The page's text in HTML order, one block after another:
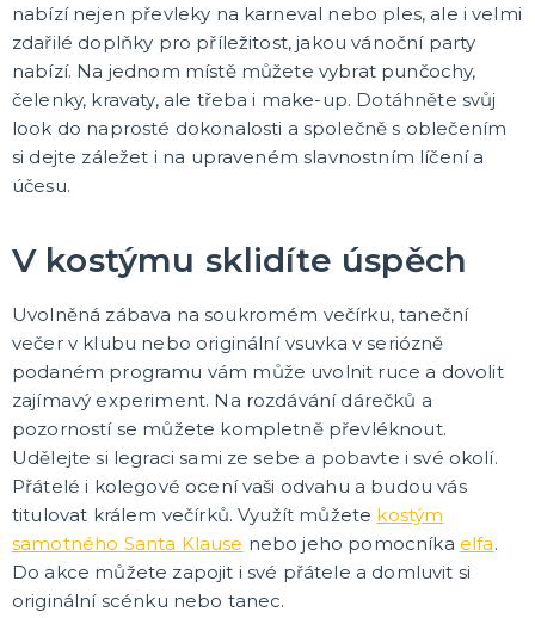
Pro družičky
Dekorace
Maličkosti a dárky pro nevěstu
Pro muže
Hry
DALŠÍ KATEGORIE
nabízí nejen převleky na karneval nebo ples, ale i velmi
zdařilé doplňky pro příležitost, jakou vánoční party
nabízí. Na jednom místě můžete vybrat punčochy,
čelenky, kravaty, ale třeba i make-up. Dotáhněte svůj
look do naprosté dokonalosti a společně s oblečením
si dejte záležet i na upraveném slavnostním líčení a
účesu.
V kostýmu sklidíte úspěch
Uvolněná zábava na soukromém večírku, taneční
večer v klubu nebo originální vsuvka v seriózně
podaném programu vám může uvolnit ruce a dovolit
zajímavý experiment. Na rozdávání dárečků a
pozorností se můžete kompletně převléknout.
Udělejte si legraci sami ze sebe a pobavte i své okolí.
Přátelé i kolegové ocení vaši odvahu a budou vás
titulovat králem večírků. Využít můžete kostým
samotného Santa Klause nebo jeho pomocníka elfa.
Do akce můžete zapojit i své přátele a domluvit si
originální scénku nebo tanec.